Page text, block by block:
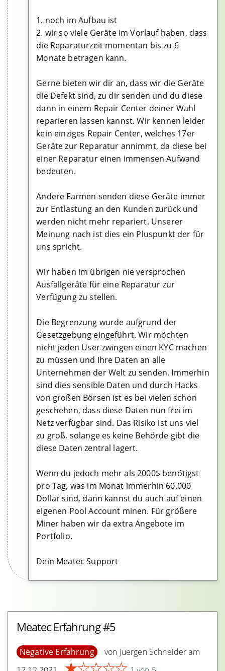
1. noch im Aufbau ist
2. wir so viele Geräte im Vorlauf haben, dass
die Reparaturzeit momentan bis zu 6
Monate betragen kann.
Gerne bieten wir dir an, dass wir die Geräte
die Defekt sind, zu dir senden und du diese
dann in einem Repair Center deiner Wahl
reparieren lassen kannst. Wir kennen leider
kein einziges Repair Center, welches 17er
Geräte zur Reparatur annimmt, da diese bei
einer Reparatur einen immensen Aufwand
bedeuten.
Andere Farmen senden diese Geräte immer
zur Entlastung an den Kunden zurück und
werden nicht mehr repariert. Unserer
Meinung nach ist dies ein Pluspunkt der für
uns spricht.
Wir haben im übrigen nie versprochen
Ausfallgeräte für eine Reparatur zur
Verfügung zu stellen.
Die Begrenzung wurde aufgrund der
Gesetzgebung eingeführt. Wir möchten
nicht jeden User zwingen einen KYC machen
zu müssen und Ihre Daten an alle
Unternehmen der Welt zu senden. Immerhin
sind dies sensible Daten und durch Hacks
von großen Börsen ist es bei vielen schon
geschehen, dass diese Daten nun frei im
Netz verfügbar sind. Das Risiko ist uns viel
zu groß, solange es keine Behörde gibt die
diese Daten zentral lagert.
Wenn du jedoch mehr als 2000$ benötigst
pro Tag, was im Monat immerhin 60.000
Dollar sind, dann kannst du auch auf einen
eigenen Pool Account minen. Für größere
Miner haben wir da extra Angebote im
Portfolio.
Dein Meatec Support
Meatec Erfahrung #5
Negative Erfahrung
von Juergen Schneider am